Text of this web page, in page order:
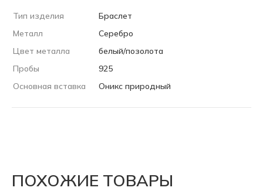
Тип изделия
Браслет
Металл
Серебро
Цвет металла
белый/позолота
Пробы
925
Основная вставка
Оникс природный
ПОХОЖИЕ ТОВАРЫ